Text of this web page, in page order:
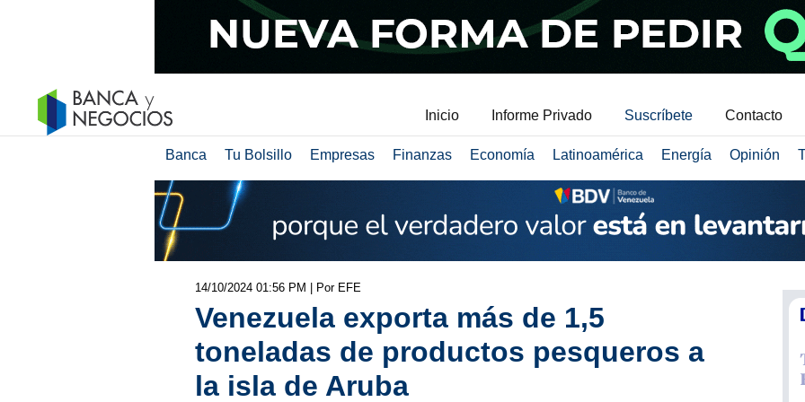
Inicio Informe Privado Suscríbete Contacto
Banca Tu Bolsillo Empresas Finanzas Economía Latinoamérica Energía Opinión
14/10/2024 01:56 PM | Por EFE
Venezuela exporta más de 1,5
toneladas de productos pesqueros a
la isla de Aruba